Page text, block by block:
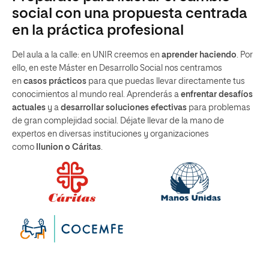
social con una propuesta centrada
en la práctica profesional
Del aula a la calle: en UNIR creemos en aprender haciendo. Por
ello, en este Máster en Desarrollo Social nos centramos
en casos prácticos para que puedas llevar directamente tus
conocimientos al mundo real. Aprenderás a enfrentar desafíos
actuales y a desarrollar soluciones efectivas para problemas
de gran complejidad social. Déjate llevar de la mano de
expertos en diversas instituciones y organizaciones
como
Ilunion o Cáritas.